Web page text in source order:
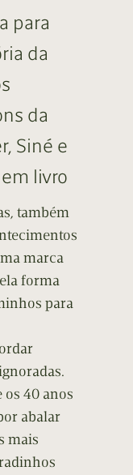
para
da
da
Siné e
livro
também
marca
forma
para
os 40 anos
abalar
mais